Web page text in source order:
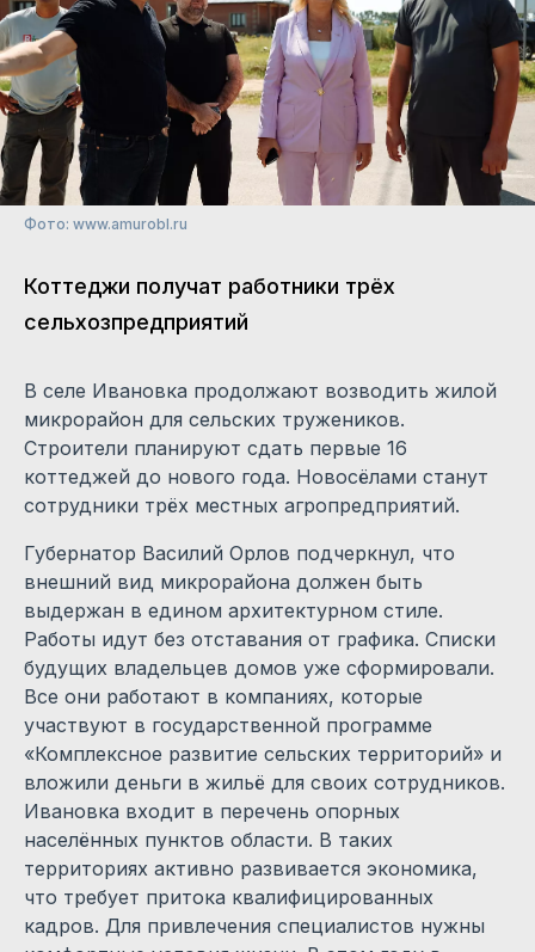
Фото: www.amurobl.ru
Коттеджи получат работники трёх
сельхозпредприятий
В селе Ивановка продолжают возводить жилой
микрорайон для сельских тружеников.
Строители планируют сдать первые 16
коттеджей до нового года. Новосёлами станут
сотрудники трёх местных агропредприятий.
Губернатор Василий Орлов подчеркнул, что
внешний вид микрорайона должен быть
выдержан в едином архитектурном стиле.
Работы идут без отставания от графика. Списки
будущих владельцев домов уже сформировали.
Все они работают в компаниях, которые
участвуют в государственной программе
«Комплексное развитие сельских территорий» и
вложили деньги в жильё для своих сотрудников.
Ивановка входит в перечень опорных
населённых пунктов области. В таких
территориях активно развивается экономика,
что требует притока квалифицированных
кадров. Для привлечения специалистов нужны